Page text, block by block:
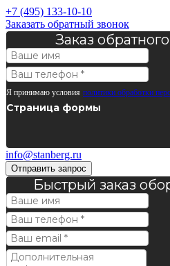
+7 (495) 133-10-10
Заказать обратный звонок
Заказ
Я принимаю условия политики обработки
Страница формы
info@stanberg.ru
Отправить запрос
Быстрый заказ